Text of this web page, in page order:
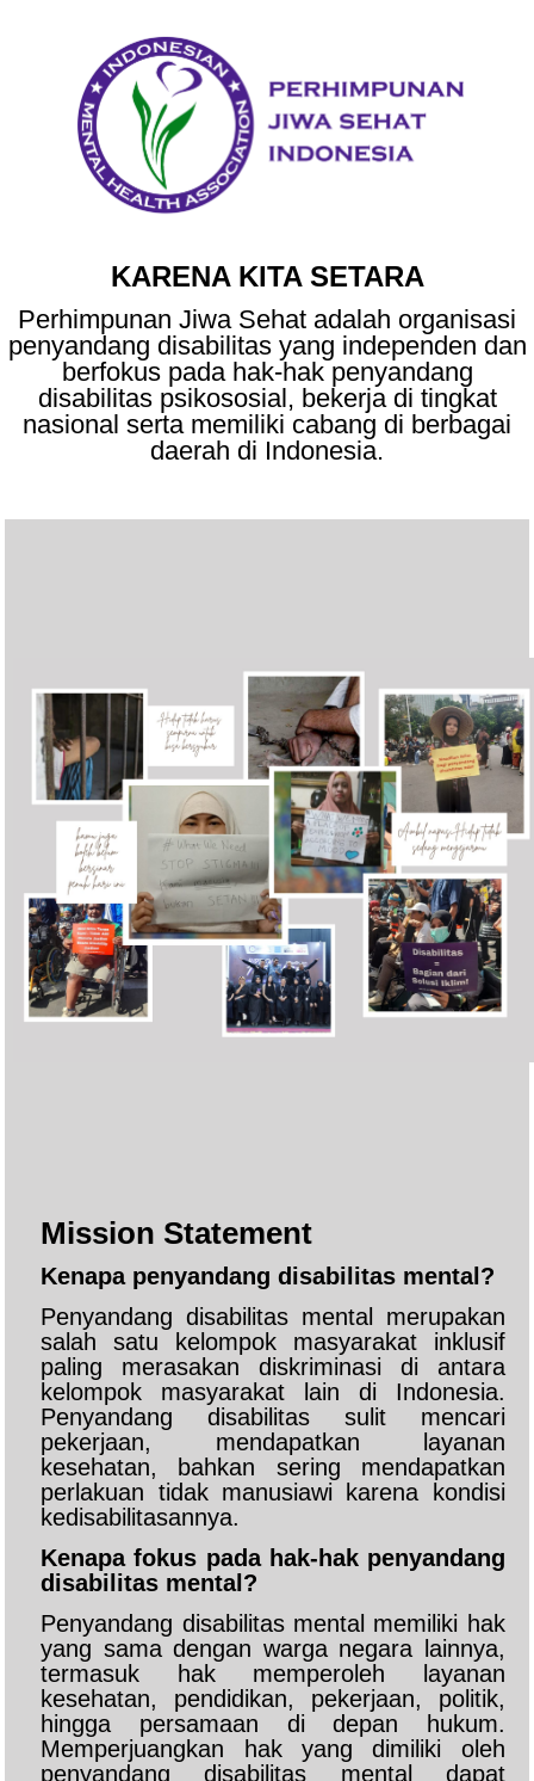
KARENA KITA SETARA
Perhimpunan Jiwa Sehat adalah organisasi
penyandang disabilitas yang independen dan
berfokus pada hak-hak penyandang
disabilitas psikososial, bekerja di tingkat
nasional serta memiliki cabang di berbagai
daerah di Indonesia.
Mission Statement
Kenapa penyandang disabilitas mental?
Penyandang disabilitas mental merupakan
salah satu kelompok masyarakat inklusif
paling merasakan diskriminasi di antara
kelompok masyarakat lain di Indonesia.
Penyandang disabilitas sulit mencari
pekerjaan, mendapatkan layanan
kesehatan, bahkan sering mendapatkan
perlakuan tidak manusiawi karena kondisi
kedisabilitasannya.
Kenapa fokus pada hak-hak penyandang
disabilitas mental?
Penyandang disabilitas mental memiliki hak
yang sama dengan warga negara lainnya,
termasuk hak memperoleh layanan
kesehatan, pendidikan, pekerjaan, politik,
hingga persamaan di depan hukum.
Memperjuangkan hak yang dimiliki oleh
penyandang disabilitas mental dapat